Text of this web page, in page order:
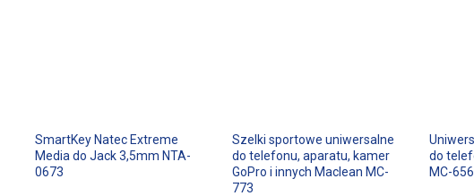
SmartKey Natec Extreme
Media do Jack 3,5mm NTA-
0673
Szelki sportowe uniwersalne
do telefonu, aparatu, kamer
GoPro i innych Maclean MC-
773
do
MC-656